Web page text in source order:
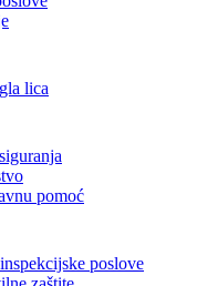
lica
pomoć